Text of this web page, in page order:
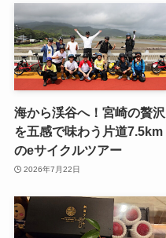
海から渓谷へ！宮崎の贅沢
を五感で味わう片道7.5km
のeサイクルツアー
2026年7月22日